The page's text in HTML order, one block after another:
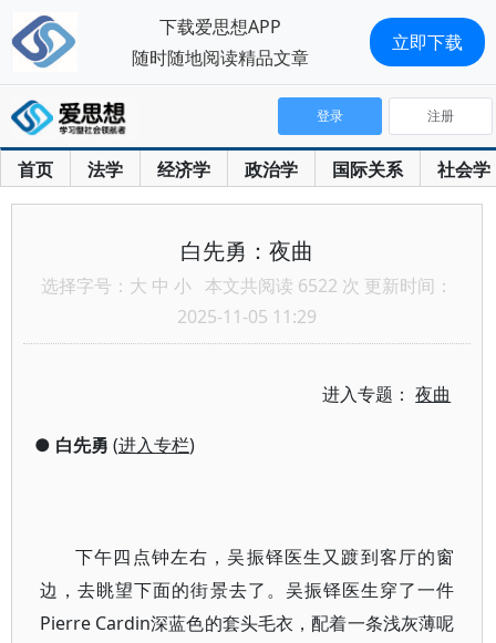
首页 法学 经济学 政治学 国际关系 社会学
登录 注册
白先勇：夜曲
选择字号： 大 中 小 本文共阅读 6522 次 更新时间：
2025-11-05 11:29
进入专题：夜曲
● 白先勇 (进入专栏)
下午四点钟左右，吴振铎医生又踱到客厅的窗
边，去眺望下面的街景去了。吴振铎医生穿了一件
Pierre Cardin深蓝色的套头毛衣，配着一条浅灰薄呢
下载爱思想APP
随时随地阅读精品文章
立即下载